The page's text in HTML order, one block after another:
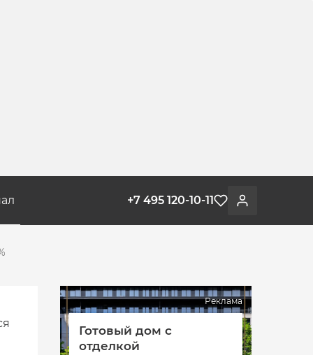
Войти
Избранное
+7 495 120-10-11
Реклама
Готовый дом с
отделкой